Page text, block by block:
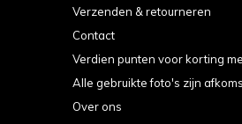
Verzenden & retourneren
Contact
Verdien punten voor korting
Alle gebruikte foto's zijn
Over ons